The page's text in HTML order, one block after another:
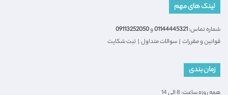
لینک های مهم
شماره تماس:01144445321و09113252050
قوانین و مقررات | سوالات متداول | ثبت شکایت
زمان بندی
همه روزه ساعت: 8 الی 14